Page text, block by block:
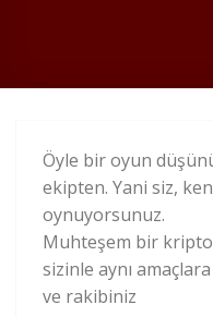
Öyle bir oyun
ekipten. Yani siz,
oynuyorsunuz.
Muhteşem bir
sizinle aynı
ve rakibiniz